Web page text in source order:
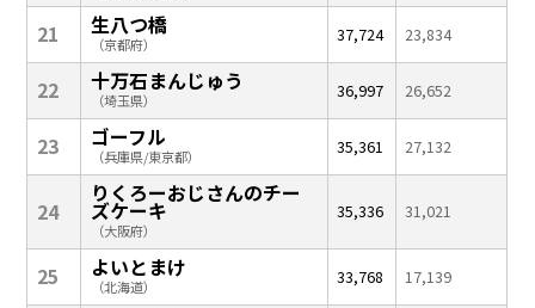
21 生八つ橋
（京都府） 37,724 23,834
22 十万石まんじゅう
（埼玉県） 36,997 26,652
23 ゴーフル
（兵庫県/東京都） 35,361 27,132
24
りくろーおじさんのチー
ズケーキ
（大阪府）
35,336 31,021
25 よいとまけ
（北海道） 33,768 17,139